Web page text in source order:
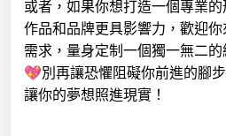
或者，如果你想打造一個專業
作品和品牌更具影響力，歡迎
需求，量身定制一個獨一無二的
💖別再讓恐懼阻礙你前進的腳
讓你的夢想照進現實！